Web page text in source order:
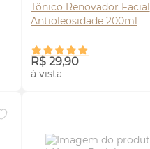
Tônico Renovador Facial
Antioleosidade 200ml
R$ 29,90
à vista
AVISE-ME